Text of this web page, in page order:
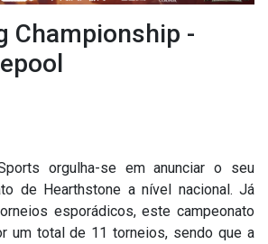
Championship -
orgulha-se em anunciar o seu
de Hearthstone a nível nacional. Já
esporádicos, este campeonato
um total de 11 torneios, sendo que a